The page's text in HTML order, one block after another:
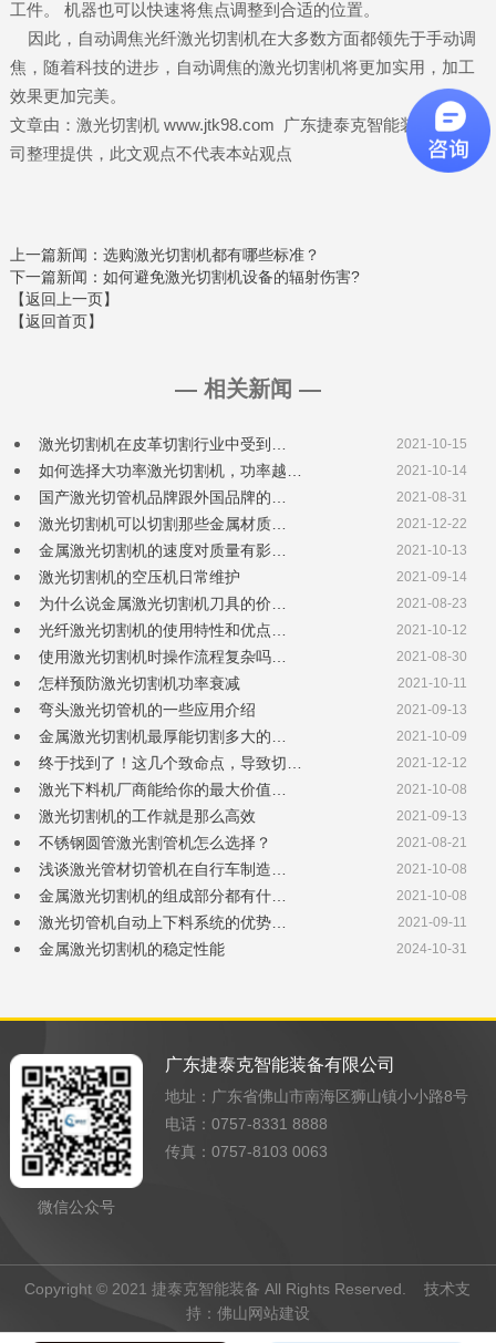
工件。 机器也可以快速将焦点调整到合适的位置。
因此，自动调焦光纤激光切割机在大多数方面都领先于手动调
焦，随着科技的进步，自动调焦的激光切割机将更加实用，加工
效果更加完美。
文章由：激光切割机 www.jtk98.com 广东捷泰克智能装备有限公
司整理提供，此文观点不代表本站观点
上一篇新闻 ：选购激光切割机都有哪些标准？
下一篇新闻 ：如何避免激光切割机设备的辐射伤害?
【返回上一页】
【返回首页】
— 相关新闻 —
激光切割机在皮革切割行业中受到… 2021-10-15
如何选择大功率激光切割机，功率越… 2021-10-14
国产激光切管机品牌跟外国品牌的… 2021-08-31
激光切割机可以切割那些金属材质… 2021-12-22
金属激光切割机的速度对质量有影… 2021-10-13
激光切割机的空压机日常维护 2021-09-14
为什么说金属激光切割机刀具的价… 2021-08-23
光纤激光切割机的使用特性和优点… 2021-10-12
使用激光切割机时操作流程复杂吗… 2021-08-30
怎样预防激光切割机功率衰减 2021-10-11
弯头激光切管机的一些应用介绍 2021-09-13
金属激光切割机最厚能切割多大的… 2021-10-09
终于找到了！这几个致命点，导致切… 2021-12-12
激光下料机厂商能给你的最大价值… 2021-10-08
激光切割机的工作就是那么高效 2021-09-13
不锈钢圆管激光割管机怎么选择？ 2021-08-21
浅谈激光管材切管机在自行车制造… 2021-10-08
金属激光切割机的组成部分都有什… 2021-10-08
激光切管机自动上下料系统的优势… 2021-09-11
金属激光切割机的稳定性能 2024-10-31
微信公众号
广东捷泰克智能装备有限公司
地址：广东省佛山市南海区狮山镇小小路8号
电话：0757-8331 8888
传真：0757-8103 0063
Copyright © 2021 捷泰克智能装备 All Rights Reserved. 技术支
持： 佛山网站建设